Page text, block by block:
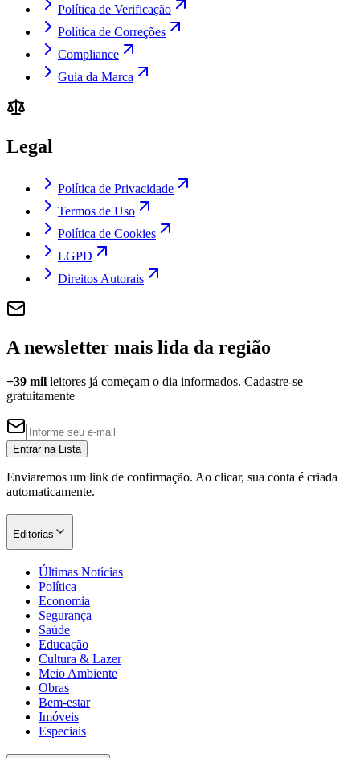
Política de Verificação
Política de Correções
Compliance
Guia da Marca
Legal
Política de Privacidade
Termos de Uso
Política de Cookies
LGPD
Direitos Autorais
A newsletter mais lida da região
+39 mil leitores já começam o dia informados. Cadastre-se
gratuitamente
Entrar na Lista
Enviaremos um link de confirmação. Ao clicar, sua conta é criada
automaticamente.
Editorias
Últimas Notícias
Política
Economia
Segurança
Saúde
Educação
Cultura & Lazer
Meio Ambiente
Obras
Bem-estar
Imóveis
Especiais